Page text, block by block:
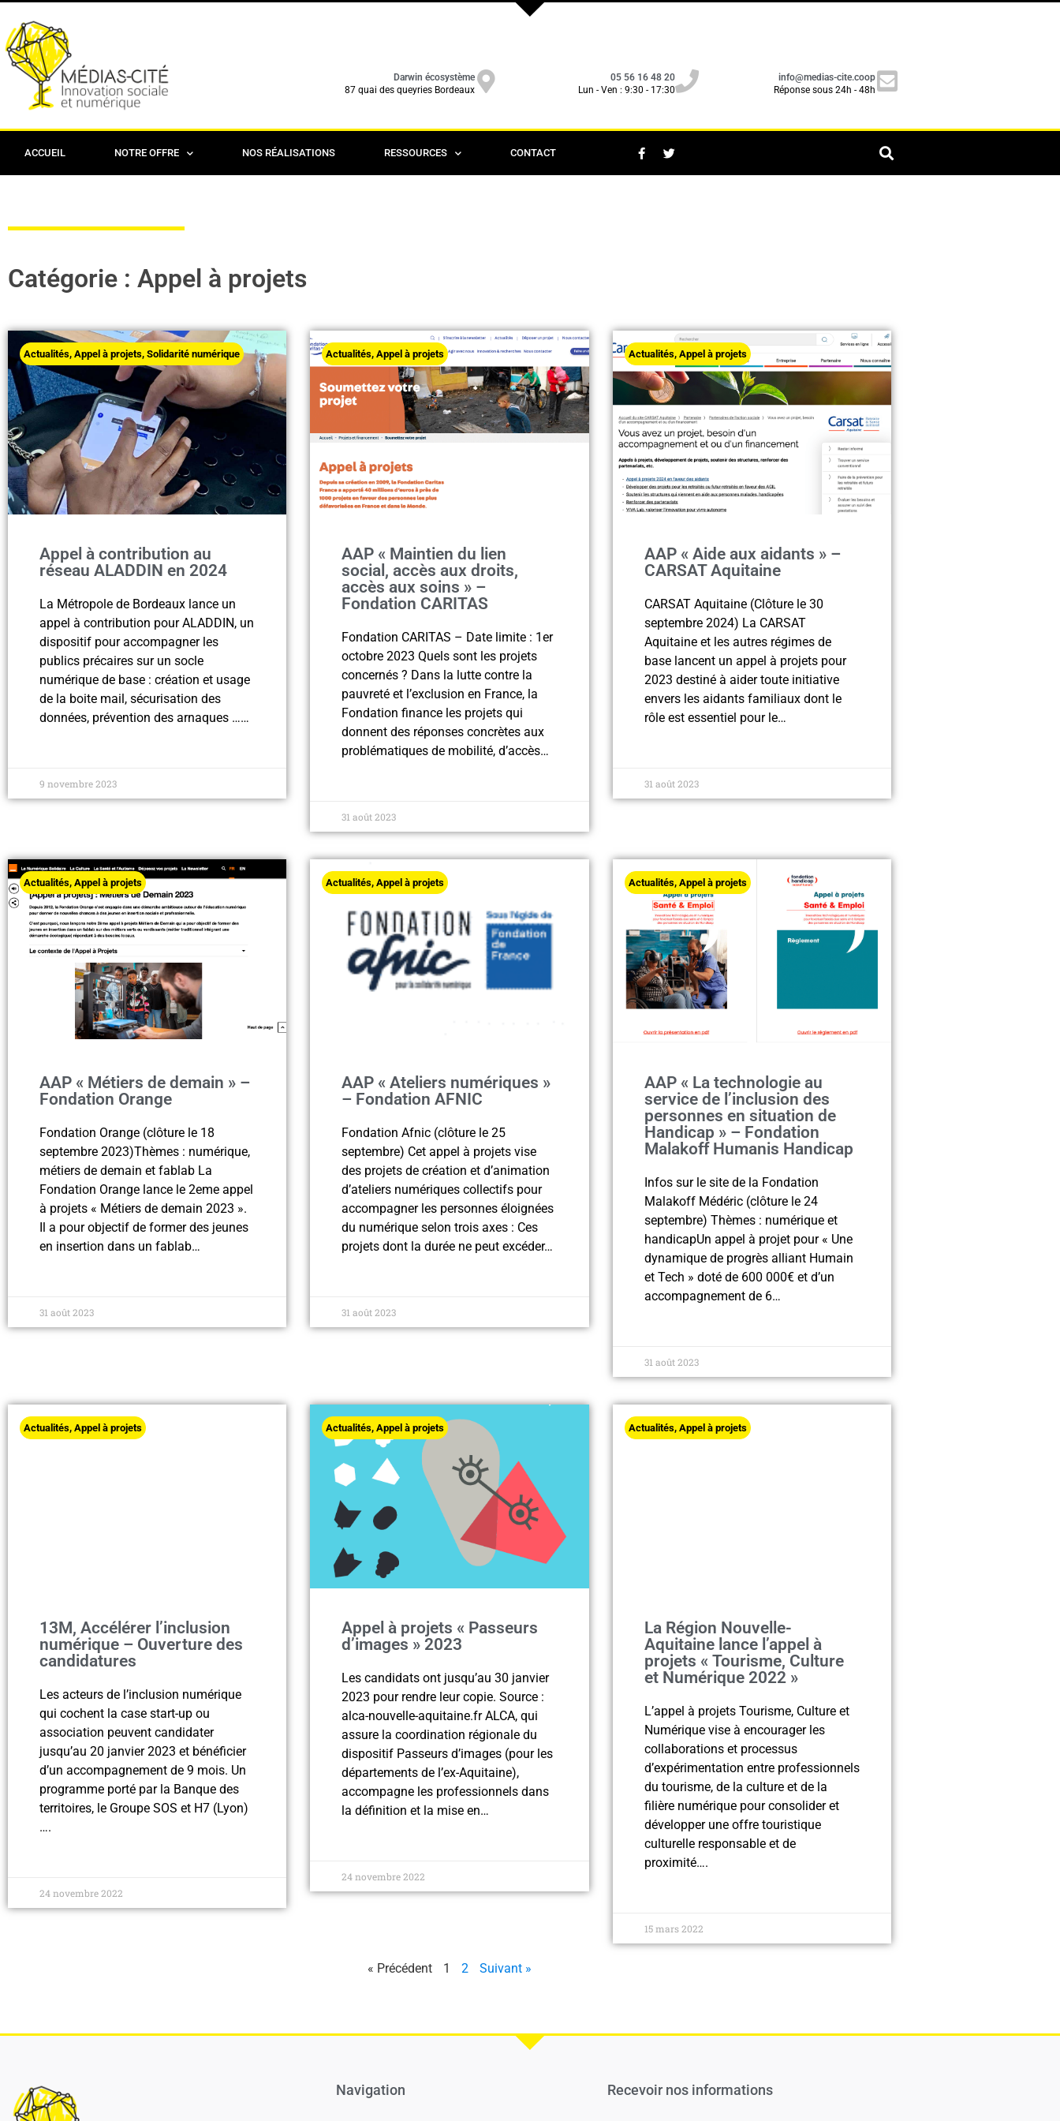
Darwin écosystème
87 quai des queyries Bordeaux
05 56 16 48 20
Lun - Ven : 9:30 - 17:30
info@medias-cite.coop
Réponse sous 24h - 48h
ACCUEIL NOTRE OFFRE NOS RÉALISATIONS RESSOURCES CONTACT
Catégorie : Appel à projets
Actualités, Appel à projets, Solidarité numérique
Appel à contribution au
réseau ALADDIN en 2024
La Métropole de Bordeaux lance un
appel à contribution pour ALADDIN, un
dispositif pour accompagner les
publics précaires sur un socle
numérique de base : création et usage
de la boite mail, sécurisation des
données, prévention des arnaques ……
9 novembre 2023
Actualités,Appel à projets
AAP « Maintien du lien
social, accès aux droits,
accès aux soins » –
Fondation CARITAS
Fondation CARITAS – Date limite : 1er
octobre 2023 Quels sont les projets
concernés ? Dans la lutte contre la
pauvreté et l’exclusion en France, la
Fondation finance les projets qui
donnent des réponses concrètes aux
problématiques de mobilité, d’accès…
31 août 2023
Actualités, Appel à projets
AAP « Aide aux aidants » –
CARSAT Aquitaine
CARSAT Aquitaine (Clôture le 30
septembre 2024) La CARSAT
Aquitaine et les autres régimes de
base lancent un appel à projets pour
2023 destiné à aider toute initiative
envers les aidants familiaux dont le
rôle est essentiel pour le…
31 août 2023
Actualités, Appel à projets
AAP « Métiers de demain » –
Fondation Orange
Fondation Orange (clôture le 18
septembre 2023)Thèmes : numérique,
métiers de demain et fablab La
Fondation Orange lance le 2eme appel
à projets « Métiers de demain 2023 ».
Il a pour objectif de former des jeunes
en insertion dans un fablab…
31 août 2023
Actualités,Appel à projets
AAP « Ateliers numériques »
– Fondation AFNIC
Fondation Afnic (clôture le 25
septembre) Cet appel à projets vise
des projets de création et d’animation
d’ateliers numériques collectifs pour
accompagner les personnes éloignées
du numérique selon trois axes : Ces
projets dont la durée ne peut excéder…
31 août 2023
Actualités, Appel à projets
AAP « La technologie au
service de l’inclusion des
personnes en situation de
Handicap » – Fondation
Malakoff Humanis Handicap
Infos sur le site de la Fondation
Malakoff Médéric (clôture le 24
septembre) Thèmes : numérique et
handicapUn appel à projet pour « Une
dynamique de progrès alliant Humain
et Tech » doté de 600 000€ et d’un
accompagnement de 6…
31 août 2023
Actualités, Appel à projets
13M, Accélérer l’inclusion
numérique – Ouverture des
candidatures
Les acteurs de l’inclusion numérique
qui cochent la case start-up ou
association peuvent candidater
jusqu’au 20 janvier 2023 et bénéficier
d’un accompagnement de 9 mois. Un
programme porté par la Banque des
territoires, le Groupe SOS et H7 (Lyon)
….
24 novembre 2022
Actualités,Appel à projets
Appel à projets « Passeurs
d’images » 2023
Les candidats ont jusqu’au 30 janvier
2023 pour rendre leur copie. Source :
alca-nouvelle-aquitaine.fr ALCA, qui
assure la coordination régionale du
dispositif Passeurs d’images (pour les
départements de l’ex-Aquitaine),
accompagne les professionnels dans
la définition et la mise en…
24 novembre 2022
Actualités, Appel à projets
La Région Nouvelle-
Aquitaine lance l’appel à
projets « Tourisme, Culture
et Numérique 2022 »
L’appel à projets Tourisme, Culture et
Numérique vise à encourager les
collaborations et processus
d’expérimentation entre professionnels
du tourisme, de la culture et de la
filière numérique pour consolider et
développer une offre touristique
culturelle responsable et de
proximité….
15 mars 2022
« Précédent 1 2 Suivant »
Navigation Recevoir nos informations